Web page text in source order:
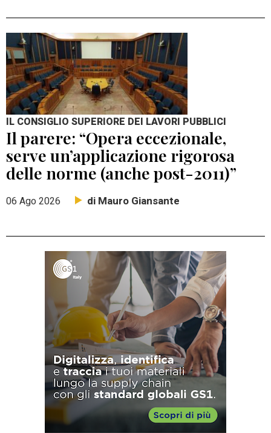
IL CONSIGLIO SUPERIORE DEI LAVORI PUBBLICI
Il parere: “Opera eccezionale,
serve un’applicazione rigorosa
delle norme (anche post-2011)”
06 Ago 2026 di Mauro Giansante